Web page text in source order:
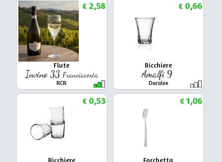
Flute
Invino 33 Franciacorta
RCR
€2,58
Bicchiere
Amalfi 9
Duralex
€0,66
Bicchiere
€0,53
Forchetta
€1,06